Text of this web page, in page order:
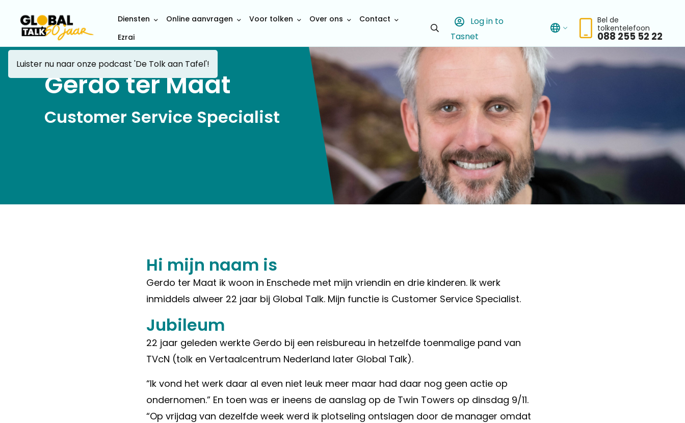
Diensten Online aanvragen Voor tolken Over ons
Contact
Ezrai
Open
searchbar
Log in to
Tasnet
Bel de
tolkentelefoon
Luister nu naar onze podcast 'De Tolk aan Tafel'!
Gerdo ter Maat
Customer Service Specialist
Hi mijn naam is
Gerdo ter Maat ik woon in Enschede met mijn vriendin en drie kinderen. Ik werk
inmiddels alweer 22 jaar bij Global Talk. Mijn functie is Customer Service Specialist.
Jubileum
22 jaar geleden werkte Gerdo bij een reisbureau in hetzelfde toenmalige pand van
TVcN (tolk en Vertaalcentrum Nederland later Global Talk).
“Ik vond het werk daar al even niet leuk meer maar had daar nog geen actie op
ondernomen.” En toen was er ineens de aanslag op de Twin Towers op dinsdag 9/11.
“Op vrijdag van dezelfde week werd ik plotseling ontslagen door de manager omdat